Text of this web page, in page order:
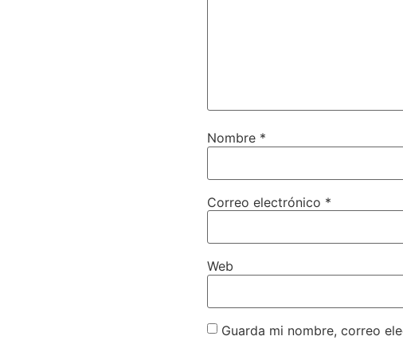
Nombre *
Correo electrónico *
Web
Guarda mi nombre, correo